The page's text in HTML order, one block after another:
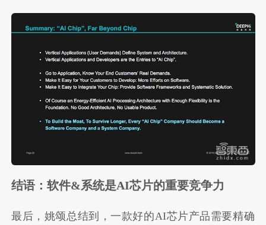
结语：软件&系统是AI芯片的重要竞争力
最后，姚颂总结到，一款好的AI芯片产品需要精确